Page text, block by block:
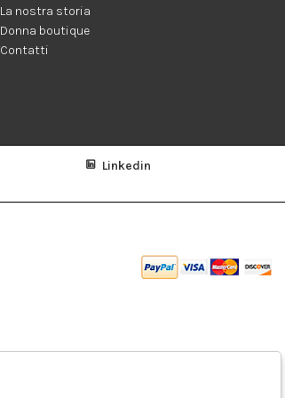
La nostra storia
Donna boutique
Contatti
Linkedin